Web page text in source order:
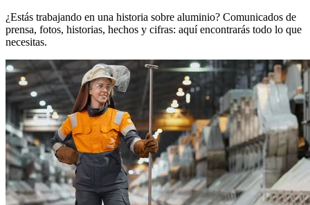
¿Estás trabajando en una historia sobre aluminio? Comunicados de
prensa, fotos, historias, hechos y cifras: aquí encontrarás todo lo que
necesitas.